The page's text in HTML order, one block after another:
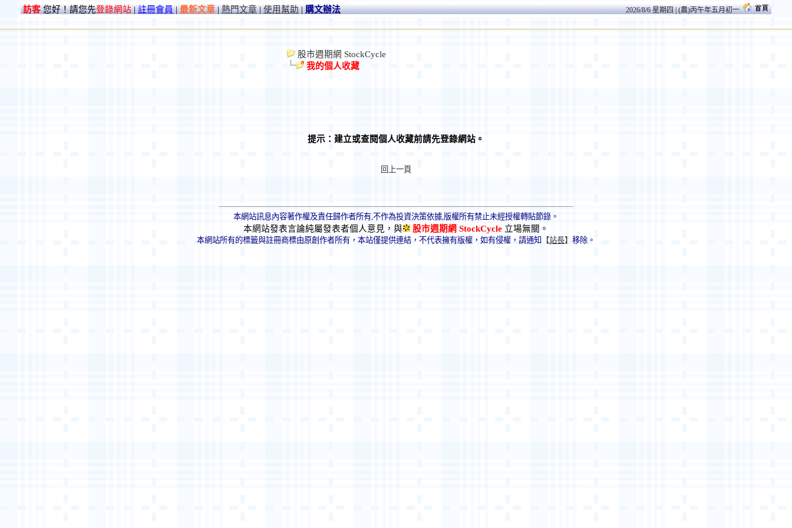
訪客您好！請您先登錄網站|註冊會員|最新文章|熱門文章|使用幫助|購文辦法 2026/8/6 星期四 | (農)丙午年五月初一
股市週期網 StockCycle
我的個人收藏
提示：建立或查閱個人收藏前請先登錄網站。
回上一頁
本網站訊息內容著作權及責任歸作者所有,不作為投資決策依據,版權所有禁止未經授權轉貼節錄。
本網站發表言論純屬發表者個人意見，與 股市週期網 StockCycle 立場無關。
本網站所有的標籤與註冊商標由原創作者所有，本站僅提供連結，不代表擁有版權，如有侵權，請通知 【站長】 移除。